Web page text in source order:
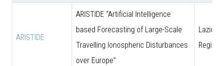
ARISTIDE
ARISTIDE “Artificial Intelligence
based Forecasting of Large-Scale
Travelling Ionospheric Disturbances
over Europe”
Lazio